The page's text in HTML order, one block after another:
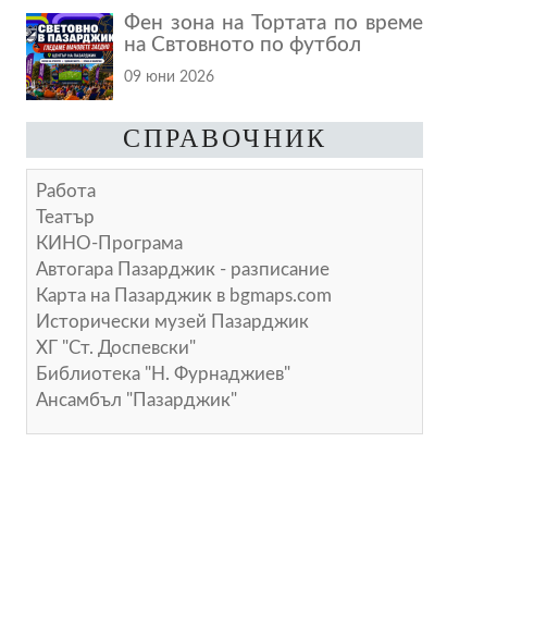
Фен зона на Тортата по време
на Свтовното по футбол
09 юни 2026
СПРАВОЧНИК
Работа
Театър
КИНО-Програма
Автогара Пазарджик - разписание
Карта на Пазарджик в bgmaps.com
Исторически музей Пазарджик
ХГ "Ст. Доспевски"
Библиотека "Н. Фурнаджиев"
Ансамбъл "Пазарджик"